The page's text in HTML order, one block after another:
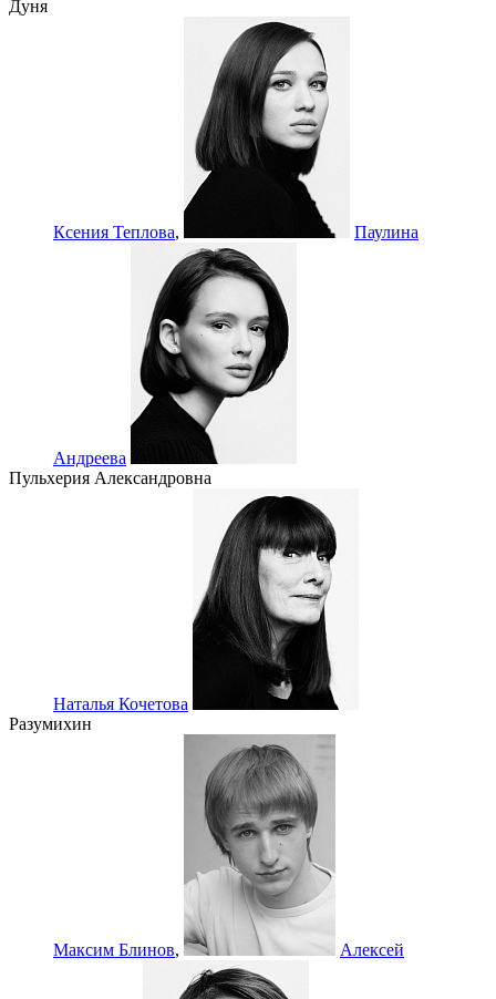
Дуня
Ксения Теплова, Паулина
Андреева
Пульхерия Александровна
Наталья Кочетова
Разумихин
Максим Блинов, Алексей